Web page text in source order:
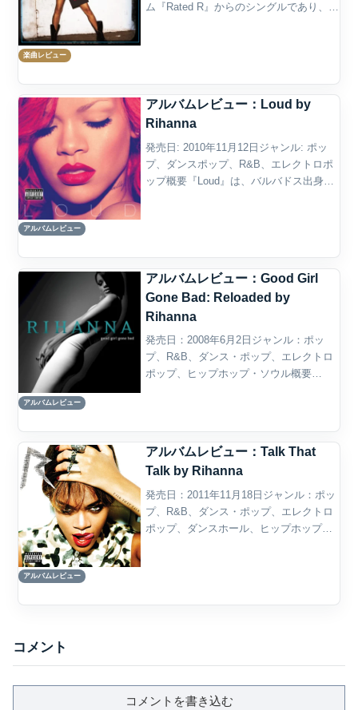
楽曲レビュー
ム『Rated R』からのシングルであり、彼
アルバムレビュー
アルバムレビュー：Loud by
Rihanna
発売日: 2010年11月12日ジャンル: ポッ
プ、ダンスポップ、R&B、エレクトロポ
ップ概要『Loud』は、バルバドス出身の
アルバムレビュー
アルバムレビュー：Good Girl
Gone Bad: Reloaded by
Rihanna
発売日：2008年6月2日ジャンル：ポッ
プ、R&B、ダンス・ポップ、エレクトロ
ポップ、ヒップホップ・ソウル概要
アルバムレビュー
アルバムレビュー：Talk That
Talk by Rihanna
発売日：2011年11月18日ジャンル：ポッ
プ、R&B、ダンス・ポップ、エレクトロ
ポップ、ダンスホール、ヒップホップ、
コメント
コメントを書き込む